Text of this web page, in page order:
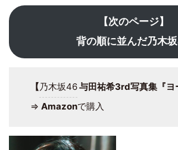
【次のページ】
背の順に並んだ乃木
【乃木坂46与田祐希3rd写真集『ヨ
⇒ Amazonで購入